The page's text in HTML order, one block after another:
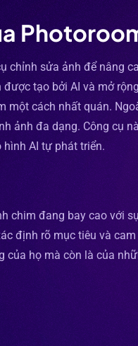
chỉnh sửa ảnh để nâng
tạo bởi AI và mở
cách nhất quán.
ảnh đa dạng. Công cụ
AI tự phát triển.
chim đang bay cao với
định rõ mục tiêu và
họ mà còn là của